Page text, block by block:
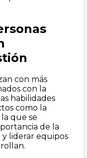
con más
con la
habilidades
como la
que se
de la
liderar equipos